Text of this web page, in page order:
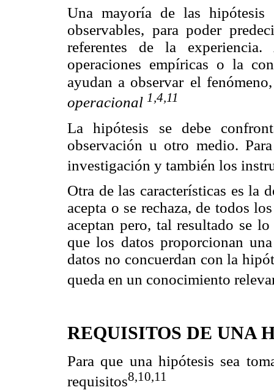
Una mayoría de las hipótesis
observables, para poder
referentes de la
operaciones empíricas o la
ayudan a observar el
operacional 1,4,11
La hipótesis se debe
observación u otro medio.
investigación y también los
Otra de las características es la
acepta o se rechaza, de todos
aceptan pero, tal resultado se
que los datos proporcionan
datos no concuerdan con la
queda en un conocimiento
REQUISITOS DE UNA
Para que una hipótesis sea
requisitos8,10,11